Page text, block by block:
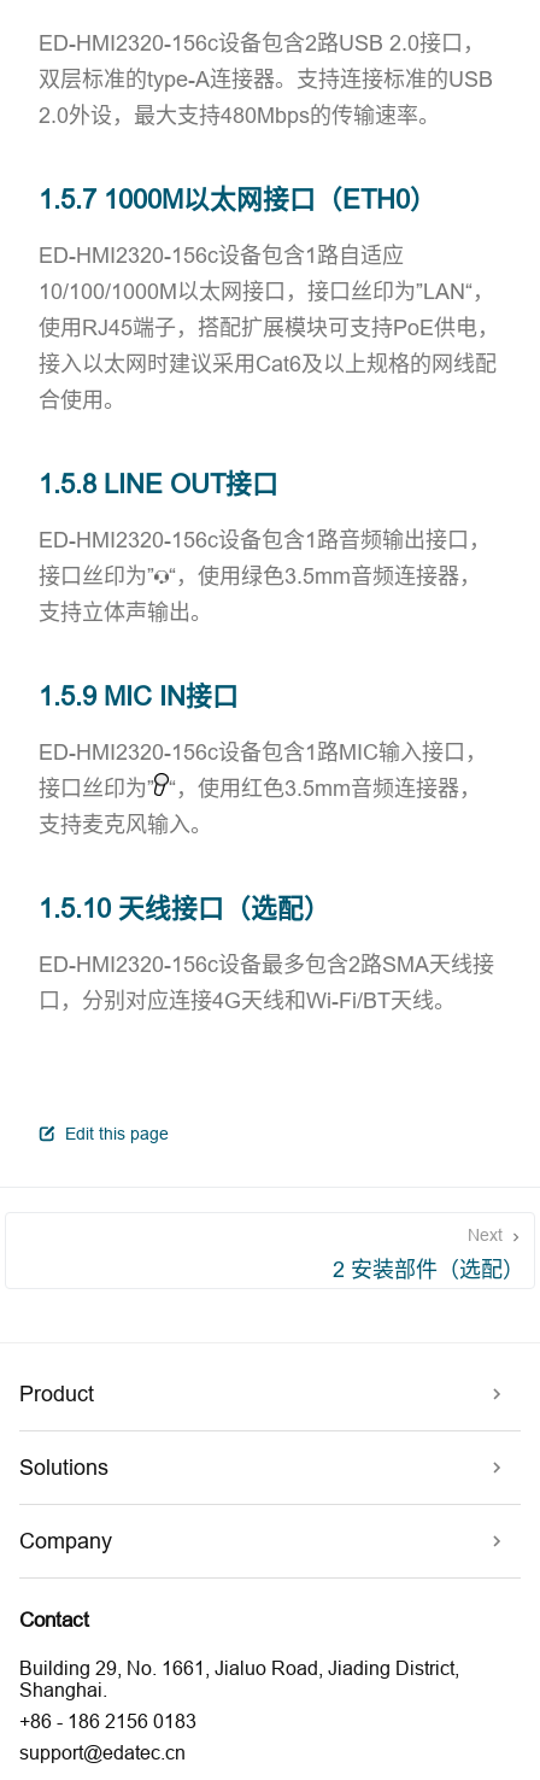
ED-HMI2320-156c设备包含2路USB 2.0接口，
双层标准的type-A连接器。支持连接标准的USB
2.0外设，最大支持480Mbps的传输速率。
1.5.7 1000M以太网接口（ETH0）
ED-HMI2320-156c设备包含1路自适应
10/100/1000M以太网接口，接口丝印为”LAN“，
使用RJ45端子，搭配扩展模块可支持PoE供电，
接入以太网时建议采用Cat6及以上规格的网线配
合使用。
1.5.8 LINE OUT接口
ED-HMI2320-156c设备包含1路音频输出接口，
接口丝印为” “，使用绿色3.5mm音频连接器，
支持立体声输出。
1.5.9 MIC IN接口
ED-HMI2320-156c设备包含1路MIC输入接口，
接口丝印为” “，使用红色3.5mm音频连接器，
支持麦克风输入。
1.5.10 天线接口（选配）
ED-HMI2320-156c设备最多包含2路SMA天线接
口，分别对应连接4G天线和Wi-Fi/BT天线。
Edit this pageopen in new window
Next
2 安装部件（选配）
Product
Solutions
Company
Contact
Building 29, No. 1661, Jialuo Road, Jiading District,
Shanghai.
+86 - 186 2156 0183
support@edatec.cn